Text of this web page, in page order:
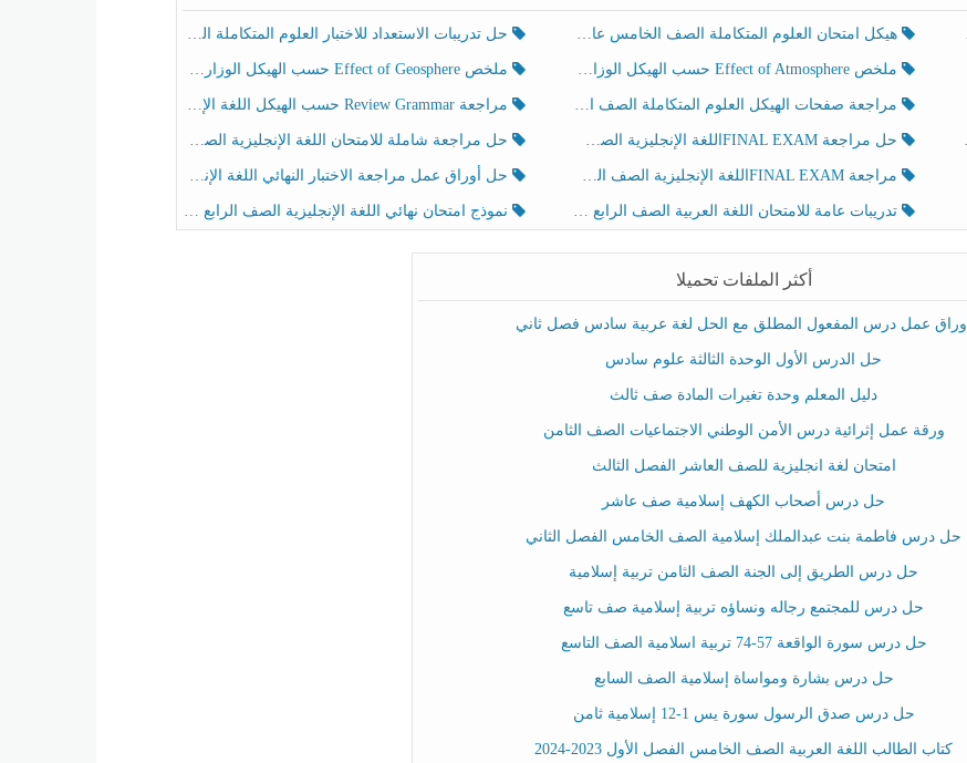
هيكل امتحان العلوم المتكاملة الصف الخامس عام الفصل الدراسي الثالث 2025-2026 حل تدريبات الاستعداد للاختبار العلوم المتكاملة الصف الخامس عام الفصل الثالث
ملخص Effect of Atmosphere حسب الهيكل الوزاري العلوم المتكاملة الصف الخامس انسبير الفصل الثالث ملخص Effect of Geosphere حسب الهيكل الوزاري العلوم المتكاملة الصف الخامس انسبير الفصل الثالث
مراجعة صفحات الهيكل العلوم المتكاملة الصف الخامس انسبير الفصل الثالث مراجعة Review Grammar حسب الهيكل اللغة الإنجليزية الصف الخامس الفصل الثالث
حل مراجعة FINAL EXAMاللغة الإنجليزية الصف الخامس الفصل الثالث حل مراجعة شاملة للامتحان اللغة الإنجليزية الصف الخامس الفصل الثالث
مراجعة FINAL EXAMاللغة الإنجليزية الصف الخامس الفصل الثالث حل أوراق عمل مراجعة الاختبار النهائي اللغة الإنجليزية الصف الرابع الفصل الثالث
تدريبات عامة للامتحان اللغة العربية الصف الرابع الفصل الثالث نموذج امتحان نهائي اللغة الإنجليزية الصف الرابع الفصل الثالث
أكثر الملفات تحميلا
أوراق عمل درس المفعول المطلق مع الحل لغة عربية سادس فصل ثاني
حل الدرس الأول الوحدة الثالثة علوم سادس
دليل المعلم وحدة تغيرات المادة صف ثالث
ورقة عمل إثرائية درس الأمن الوطني الاجتماعيات الصف الثامن
امتحان لغة انجليزية للصف العاشر الفصل الثالث
حل درس أصحاب الكهف إسلامية صف عاشر
حل درس فاطمة بنت عبدالملك إسلامية الصف الخامس الفصل الثاني
حل درس الطريق إلى الجنة الصف الثامن تربية إسلامية
حل درس للمجتمع رجاله ونساؤه تربية إسلامية صف تاسع
حل درس سورة الواقعة 57-74 تربية اسلامية الصف التاسع
حل درس بشارة ومواساة إسلامية الصف السابع
حل درس صدق الرسول سورة يس 1-12 إسلامية ثامن
كتاب الطالب اللغة العربية الصف الخامس الفصل الأول 2023-2024